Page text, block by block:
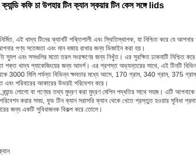
ক্যান্ডি কফি চা উপহার টিন ক্যান স্কয়ার টিন কেস সঙ্গে lids
এই খাদ্য টিনের ক্যানটি শক্তিশালী এবং স্থিতিস্থাপক, যা নিশ্চিত করে যে
পণ্য সতেজতা এবং মান বজায় রাখার জন্য ডিজাইন করা হয়।
স্যুপ এবং সসগুলির মতো তরল সংরক্ষণের জন্য নিখুঁত। এর সুরক্ষিত ঢাকনাটি নিশ্চিত
মতো শক্ত খাদ্য প্যাকেজিংয়ের জন্য আদর্শ। এর প্রশস্ত অভ্যন্তরের সাথে, এই টিনটি
3000 মিলি পর্যন্ত বিভিন্ন ক্ষমতার মধ্যে আসে, 170 গ্রাম, 340 গ্রাম, 375
পরিবারের আকারের উভয়ই পরিবেশন করে।
লোগো বা পণ্যের তথ্য মুদ্রণ করা মুদ্রণ মেশিন পদ্ধতির সাথে সহজ। এটি আপনাকে
পরিবেশন করার সময়, ফুড টিন ক্যান সরাসরি ক্যান থেকে খেতে প্রস্তুত হওয়ার সুবিধা
জন্য একটি সুবিধাজনক বিকল্প করে তোলে।